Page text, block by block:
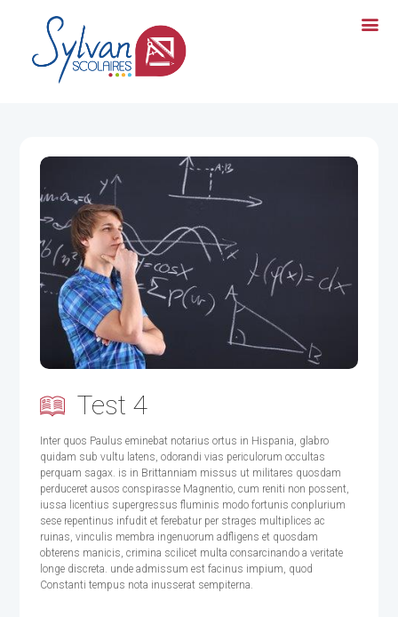
Test 4
Inter quos Paulus eminebat notarius ortus in Hispania, glabro
quidam sub vultu latens, odorandi vias periculorum occultas
perquam sagax. is in Brittanniam missus ut militares quosdam
perduceret ausos conspirasse Magnentio, cum reniti non possent,
iussa licentius supergressus fluminis modo fortunis conplurium
sese repentinus infudit et ferebatur per strages multiplices ac
ruinas, vinculis membra ingenuorum adfligens et quosdam
obterens manicis, crimina scilicet multa consarcinando a veritate
longe discreta. unde admissum est facinus impium, quod
Constanti tempus nota inusserat sempiterna.